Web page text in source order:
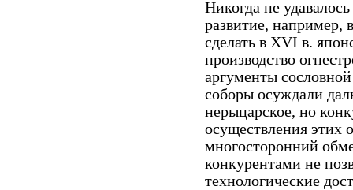
Никогда не
развитие, например,
сделать в XVI в.
производство
аргументы
соборы осуждали
нерыцарское, но
осуществления этих
многосторонний
конкурентами не
технологические